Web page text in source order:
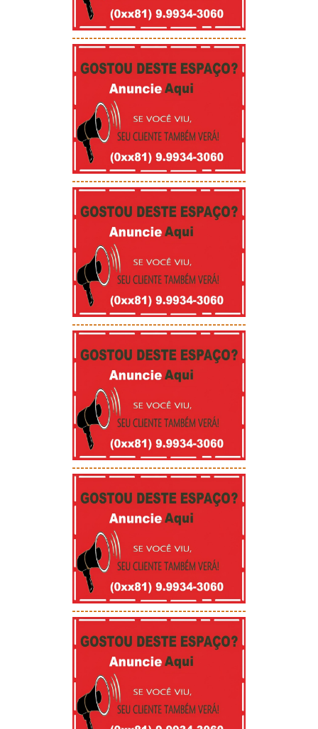
-----------------------------------------
-----------------------------------------
-----------------------------------------
-----------------------------------------
-----------------------------------------